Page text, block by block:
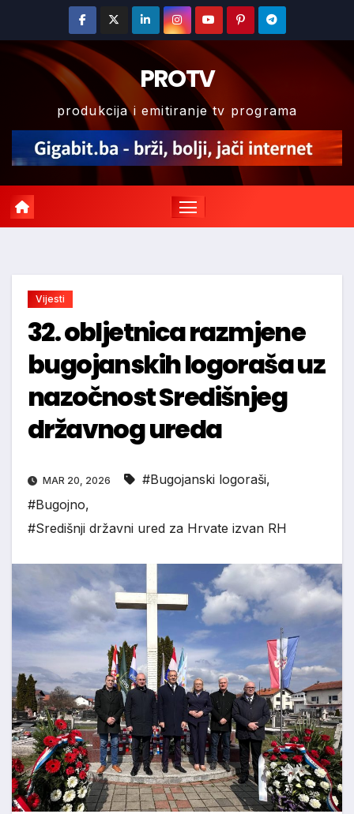
content
PROTV
produkcija i emitiranje tv programa
Vijesti
32. obljetnica razmjene
bugojanskih logoraša uz
nazočnost Središnjeg
državnog ureda
MAR 20, 2026 #Bugojanski logoraši,
#Bugojno,
#Središnji državni ured za Hrvate izvan RH